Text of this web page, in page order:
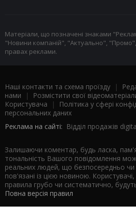
Матеріали, що позначені знаками
"Новини компаній", "Актуально", "Промо",
правах реклами.
Наші контакти та схема проїзду |
нами | Розмістити свої
Користувача |
Політика у сфері
персональних даних
Реклама на сайті: Відділ продажів
Залишаючи коментар, будь ласка,
тональність Вашого повідомлення
реальних людей, що безпосередньо
пов'язані із цією новиною.
правила грубо чи систематично,
Повна версія правил